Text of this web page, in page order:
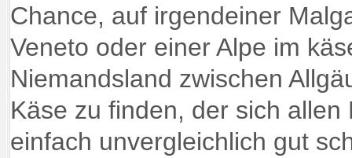
Chance, auf irgendeiner
Veneto oder einer Alpe im
Niemandsland zwischen
Käse zu finden, der sich
einfach unvergleichlich gut